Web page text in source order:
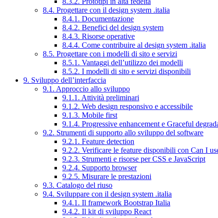
8.4. Progettare con il design system .italia
8.4.1. Documentazione
8.4.2. Benefici del design system
8.4.3. Risorse operative
8.4.4. Come contribuire al design system .italia
8.5. Progettare con i modelli di sito e servizi
8.5.1. Vantaggi dell’utilizzo dei modelli
8.5.2. I modelli di sito e servizi disponibili
9. Sviluppo dell’interfaccia
9.1. Approccio allo sviluppo
9.1.1. Attività preliminari
9.1.2. Web design responsivo e accessibile
9.1.3. Mobile first
9.1.4. Progressive enhancement e Graceful
9.2. Strumenti di supporto allo sviluppo del software
9.2.1. Feature detection
9.2.2. Verificare le feature disponibili con Can I
9.2.3. Strumenti e risorse per CSS e JavaScript
9.2.4. Supporto browser
9.2.5. Misurare le prestazioni
9.3. Catalogo del riuso
9.4. Sviluppare con il design system .italia
9.4.1. Il framework Bootstrap Italia
9.4.2. Il kit di sviluppo React